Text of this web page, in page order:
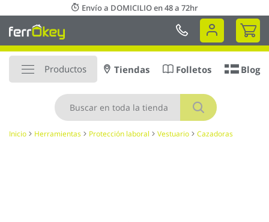
al
contenido
Envío a DOMICILIO en 48 a 72hr
Mi
Productos
Buscar
Tiendas Folletos Blog
Inicio Herramientas Protección laboral Vestuario Cazadoras